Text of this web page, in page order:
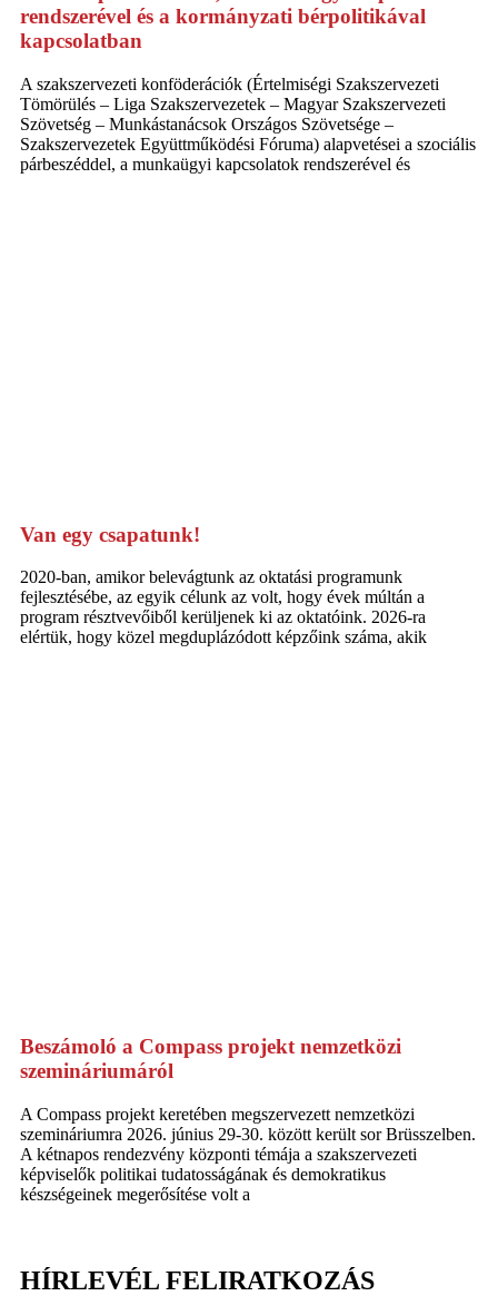
rendszerével és a kormányzati bérpolitikával
kapcsolatban
A szakszervezeti konföderációk (Értelmiségi Szakszervezeti
Tömörülés – Liga Szakszervezetek – Magyar Szakszervezeti
Szövetség – Munkástanácsok Országos Szövetsége –
Szakszervezetek Együttműködési Fóruma) alapvetései a szociális
párbeszéddel, a munkaügyi kapcsolatok rendszerével és
Van egy csapatunk!
2020-ban, amikor belevágtunk az oktatási programunk
fejlesztésébe, az egyik célunk az volt, hogy évek múltán a
program résztvevőiből kerüljenek ki az oktatóink. 2026-ra
elértük, hogy közel megduplázódott képzőink száma, akik
Beszámoló a Compass projekt nemzetközi
szemináriumáról
A Compass projekt keretében megszervezett nemzetközi
szemináriumra 2026. június 29-30. között került sor Brüsszelben.
A kétnapos rendezvény központi témája a szakszervezeti
képviselők politikai tudatosságának és demokratikus
készségeinek megerősítése volt a
HÍRLEVÉL FELIRATKOZÁS